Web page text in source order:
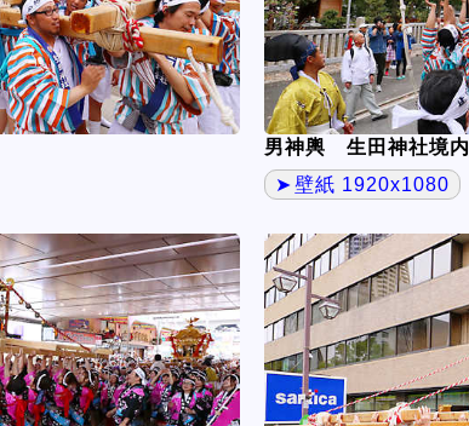
男神輿 生田神社境内
壁紙 1920x1080